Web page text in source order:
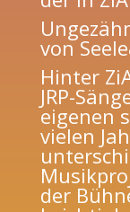
von
Hinter
JRP-
eigenen
vielen
der